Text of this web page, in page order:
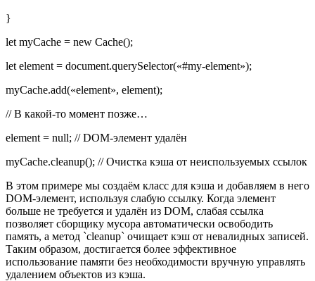
}
let myCache = new Cache();
let element = document.querySelector(«#my-element»);
myCache.add(«element», element);
// В какой-то момент позже…
element = null; // DOM-элемент удалён
myCache.cleanup(); // Очистка кэша от неиспользуемых ссылок
В этом примере мы создаём класс для кэша и добавляем в него
DOM-элемент, используя слабую ссылку. Когда элемент
больше не требуется и удалён из DOM, слабая ссылка
позволяет сборщику мусора автоматически освободить
память, а метод `cleanup` очищает кэш от невалидных записей.
Таким образом, достигается более эффективное
использование памяти без необходимости вручную управлять
удалением объектов из кэша.